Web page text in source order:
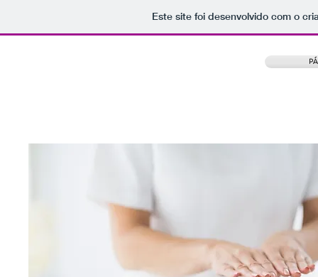
Este site foi desenvolvido com o